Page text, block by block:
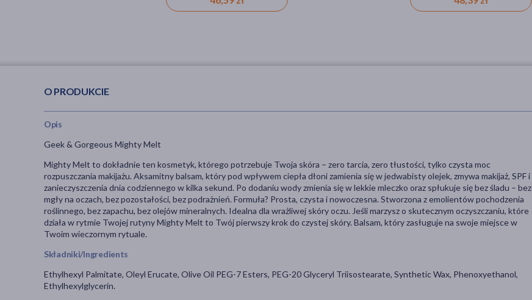
zapachowych, bez alkoholu
O PRODUKCIE
Opis
Geek & Gorgeous Mighty Melt
Mighty Melt to dokładnie ten kosmetyk, którego potrzebuje Twoja skóra – zero tarcia, zero tłustości, tylko czysta moc
rozpuszczania makijażu. Aksamitny balsam, który pod wpływem ciepła dłoni zamienia się w jedwabisty olejek, zmywa makijaż, SPF i
zanieczyszczenia dnia codziennego w kilka sekund. Po dodaniu wody zmienia się w lekkie mleczko oraz spłukuje się bez śladu – bez
mgły na oczach, bez pozostałości, bez podrażnień. Formuła? Prosta, czysta i nowoczesna. Stworzona z emolientów pochodzenia
roślinnego, bez zapachu, bez olejów mineralnych. Idealna dla wrażliwej skóry oczu. Jeśli marzysz o skutecznym oczyszczaniu, które
działa w rytmie Twojej rutyny Mighty Melt to Twój pierwszy krok do czystej skóry. Balsam, który zasługuje na swoje miejsce w
Twoim wieczornym rytuale.
Składniki/Ingredients
Ethylhexyl Palmitate, Oleyl Erucate, Olive Oil PEG-7 Esters, PEG-20 Glyceryl Triisostearate, Synthetic Wax, Phenoxyethanol,
Ethylhexylglycerin.